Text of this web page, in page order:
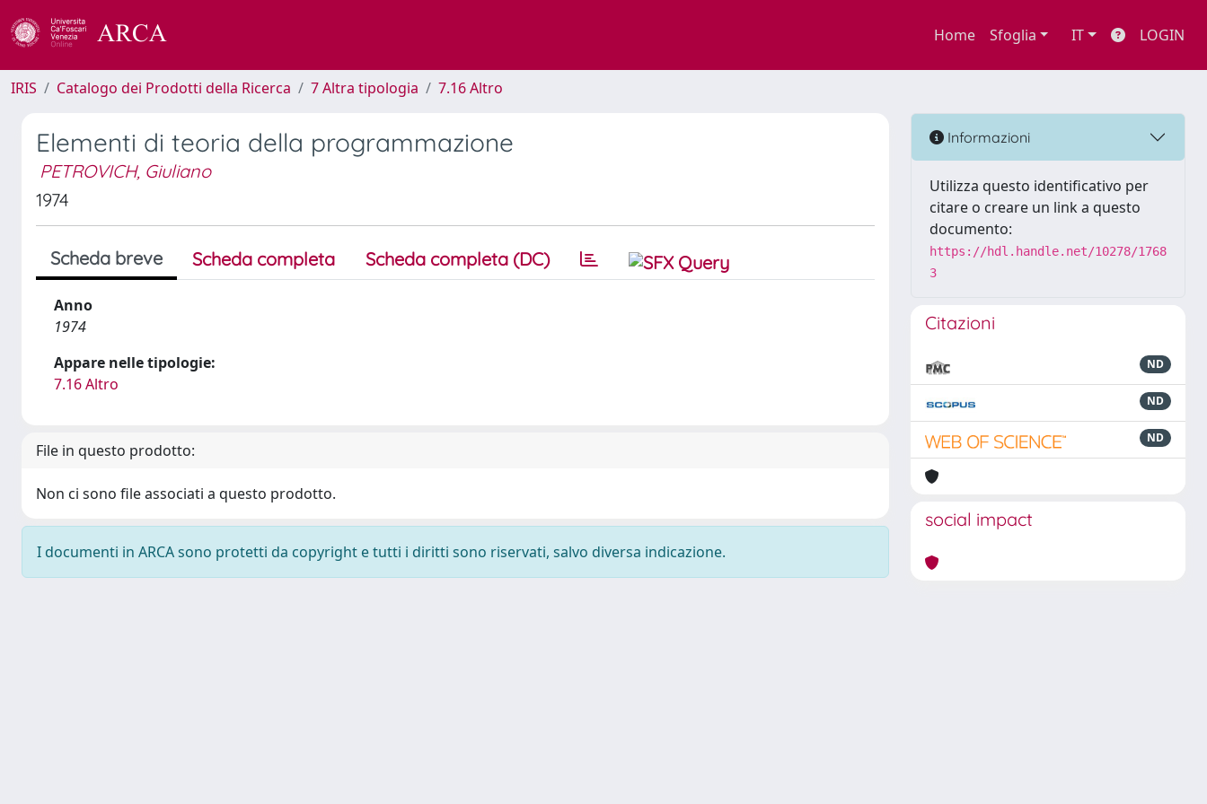
Home Sfoglia IT LOGIN
IRIS Catalogo dei Prodotti della Ricerca 7 Altra tipologia 7.16 Altro
Elementi di teoria della programmazione
PETROVICH, Giuliano
1974
Scheda breve Scheda completa Scheda completa (DC)
Anno
1974
Appare nelle tipologie:
7.16 Altro
File in questo prodotto:
Non ci sono file associati a questo prodotto.
I documenti in ARCA sono protetti da copyright e tutti i diritti sono riservati, salvo diversa indicazione.
Informazioni
Utilizza questo identificativo per
citare o creare un link a questo
documento:
https://hdl.handle.net/10278/1768
3
Citazioni
ND
ND
ND
social impact